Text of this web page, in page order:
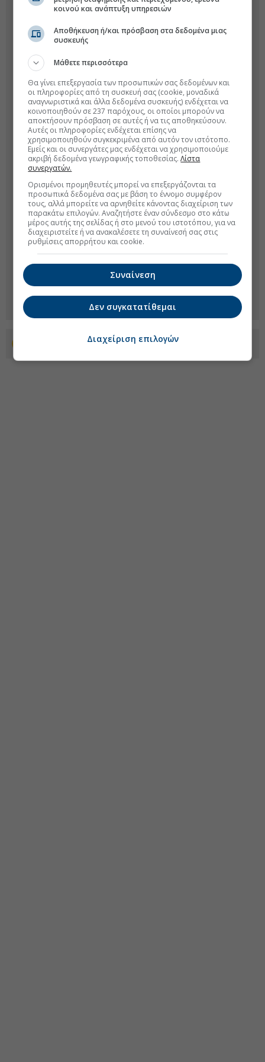
Προσθέστε το euro2day.gr στο Discover
κοινού και ανάπτυξη υπηρεσιών
Αποθήκευση ή/και πρόσβαση στα δεδομένα μιας
συσκευής
Μάθετε περισσότερα
Θα γίνει επεξεργασία των προσωπικών σας δεδομένων και
οι πληροφορίες από τη συσκευή σας (cookie, μοναδικά
αναγνωριστικά και άλλα δεδομένα συσκευής) ενδέχεται να
κοινοποιηθούν σε 237 παρόχους, οι οποίοι μπορούν να
αποκτήσουν πρόσβαση σε αυτές ή να τις αποθηκεύσουν.
Αυτές οι πληροφορίες ενδέχεται επίσης να
χρησιμοποιηθούν συγκεκριμένα από αυτόν τον ιστότοπο.
Εμείς και οι συνεργάτες μας ενδέχεται να χρησιμοποιούμε
ακριβή δεδομένα γεωγραφικής τοποθεσίας.Λίστα
συνεργατών.
Ορισμένοι προμηθευτές μπορεί να επεξεργάζονται τα
προσωπικά δεδομένα σας με βάση το έννομο συμφέρον
τους, αλλά μπορείτε να αρνηθείτε κάνοντας διαχείριση των
παρακάτω επιλογών. Αναζητήστε έναν σύνδεσμο στο κάτω
μέρος αυτής της σελίδας ή στο μενού του ιστοτόπου, για να
διαχειριστείτε ή να ανακαλέσετε τη συναίνεσή σας στις
ρυθμίσεις απορρήτου και cookie.
Συναίνεση
Δεν συγκατατίθεμαι
Διαχείριση επιλογών